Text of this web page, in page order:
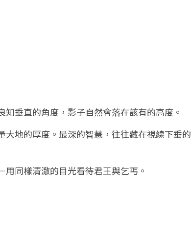
垂直的角度，影子自然會落在該有的高度。
地的厚度。最深的智慧，往往藏在視線下垂的
同樣清澈的目光看待君王與乞丐。